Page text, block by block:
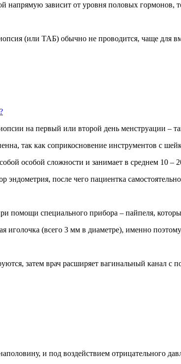
напрямую зависит от уровня половых
(или ТАБ) обычно не проводится, чаще для
на первый или второй день менструации –
так как соприкосновение инструментов с
особой сложности и занимает в среднем 10 –
после чего пациентка
помощи специального прибора – пайпеля,
иголочка (всего 3 мм в диаметре), именно
затем врач расширяет вагинальный канал с
и под воздействием отрицательного